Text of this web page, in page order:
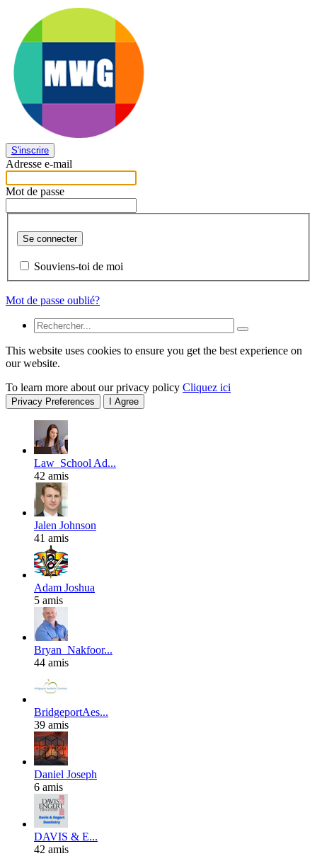
S'inscrire
Adresse e-mail
Mot de passe
Se connecter
Souviens-toi de moi
Mot de passe oublié?
This website uses cookies to ensure you get the best experience on
our website.
To learn more about our privacy policy Cliquez ici
Privacy Preferences I Agree
Law_School Ad...
42 amis
Jalen Johnson
41 amis
Adam Joshua
5 amis
Bryan_Nakfoor...
44 amis
BridgeportAes...
39 amis
Daniel Joseph
6 amis
DAVIS & E...
42 amis